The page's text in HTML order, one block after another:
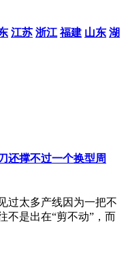
江苏 浙江 福建 山东 湖
还撑不过一个换型周
过太多产线因为一把不
不是出在“剪不动”，而